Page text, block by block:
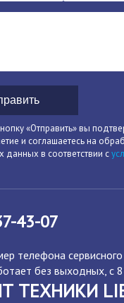
«Отправить» вы
и соглашаетесь на
данных в соответствии с
43-07
телефона
без выходных, с
ТЕХНИКИ